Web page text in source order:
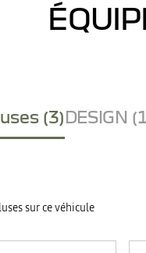
(3)DESIGN
sur ce véhicule